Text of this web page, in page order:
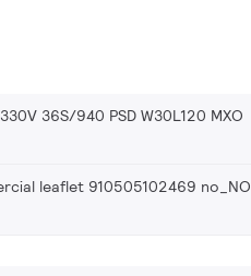
36S/940 PSD W30L120 MXO
leaflet 910505102469 no_NO